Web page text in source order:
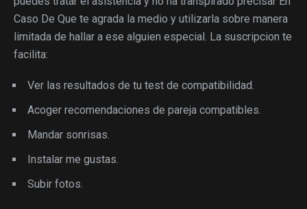
Caso De Que te agrada la medio y utilizarla sobre manera
limitada de hallar a ese alguien especial. La suscripcion te
facilita:
Ver las resultados de tu test de compatibilidad.
Acoger recomendaciones de pareja compatibles.
Mandar sonrisas.
Instalar me gustas.
Subir fotos.